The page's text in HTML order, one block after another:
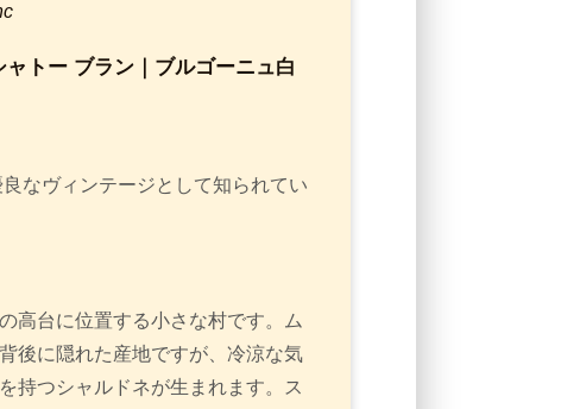
トー ブラン｜ブルゴーニュ白
なヴィンテージとして知られてい
高台に位置する小さな村です。ム
後に隠れた産地ですが、冷涼な気
持つシャルドネが生まれます。ス